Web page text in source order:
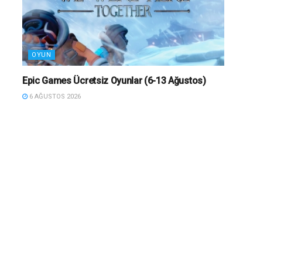
OYUN
Epic Games Ücretsiz Oyunlar (6-13 Ağustos)
6 AĞUSTOS 2026